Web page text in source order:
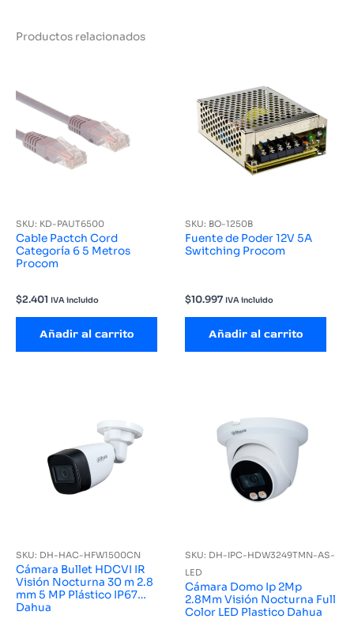
Productos relacionados
SKU: KD-PAUT6500
Cable Pactch Cord
Categoría 6 5 Metros
Procom
$2.401 IVA incluido
Añadir al carrito
SKU: BO-1250B
Fuente de Poder 12V 5A
Switching Procom
$10.997 IVA incluido
Añadir al carrito
SKU: DH-HAC-HFW1500CN
Cámara Bullet HDCVI IR
Visión Nocturna 30 m 2.8
mm 5 MP Plástico IP67
Dahua
SKU: DH-IPC-HDW3249TMN-AS-
LED
Cámara Domo Ip 2Mp
2.8Mm Visión Nocturna Full
Color LED Plastico Dahua